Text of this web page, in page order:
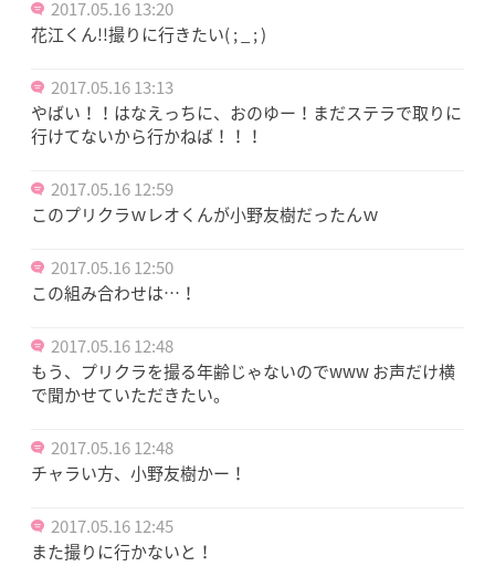
2017.05.16 13:20
花江くん!!撮りに行きたい( ; _ ; )
2017.05.16 13:13
やばい！！はなえっちに、おのゆー！まだステラで取りに
行けてないから行かねば！！！
2017.05.16 12:59
このプリクラｗレオくんが小野友樹だったんｗ
2017.05.16 12:50
この組み合わせは…！
2017.05.16 12:48
もう、プリクラを撮る年齢じゃないのでwww お声だけ横
で聞かせていただきたい。
2017.05.16 12:48
チャラい方、小野友樹かー！
2017.05.16 12:45
また撮りに行かないと！